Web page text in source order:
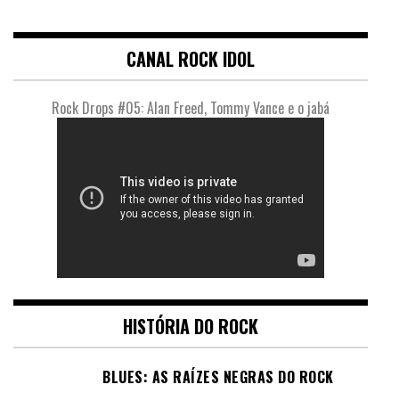
CANAL ROCK IDOL
Rock Drops #05: Alan Freed, Tommy Vance e o jabá
HISTÓRIA DO ROCK
BLUES: AS RAÍZES NEGRAS DO ROCK